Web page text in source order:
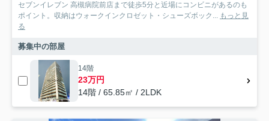
セブンイレブン 高槻病院前店まで徒歩5分と近場にコンビニがあるのも
ポイント。収納はウォークインクロゼット・シューズボック... もっと見
る
募集中の部屋
14階
23万円
14階 / 65.85㎡ / 2LDK